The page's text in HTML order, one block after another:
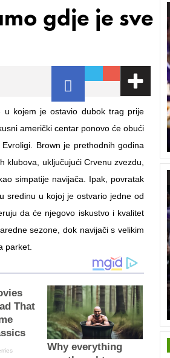
gdje je sve
kojem je ostavio dubok trag prije
američki centar ponovo će obući
Brown je prethodnih godina
klubova, uključujući Crvenu zvezdu,
simpatije navijača. Ipak, povratak
sredinu u kojoj je ostvario jedne od
da će njegovo iskustvo i kvalitet
sezone, dok navijači s velikim
parket.